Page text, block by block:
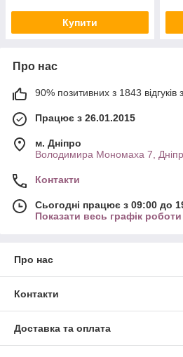
Купити
Про нас
90% позитивних з 1843 відгуків
Працює з 26.01.2015
м. Дніпро
Володимира Мономаха 7,
Контакти
Сьогодні працює з 09:00 до
Показати весь графік роботи
Про нас
Контакти
Доставка та оплата